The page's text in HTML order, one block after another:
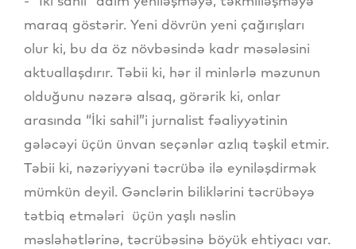
maraq göstərir. Yeni dövrün yeni çağırışları
olur ki, bu da öz növbəsində kadr məsələsini
aktuallaşdırır. Təbii ki, hər il minlərlə məzunun
olduğunu nəzərə alsaq, görərik ki, onlar
arasında “İki sahil”i jurnalist fəaliyyətinin
gələcəyi üçün ünvan seçənlər azlıq təşkil etmir.
Təbii ki, nəzəriyyəni təcrübə ilə eyniləşdirmək
mümkün deyil. Gənclərin biliklərini təcrübəyə
tətbiq etmələri üçün yaşlı nəslin
məsləhətlərinə, təcrübəsinə böyük ehtiyacı var.